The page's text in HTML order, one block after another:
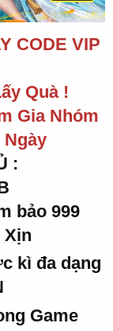
CODE VIP
Quà !
Gia Nhóm
Ngày
:
bảo 999
Xịn
kì đa dạng
Game